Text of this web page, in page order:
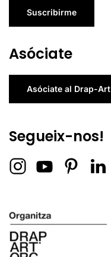
Suscribirme
Asóciate
Asóciate al Drap-Art
Segueix-nos!